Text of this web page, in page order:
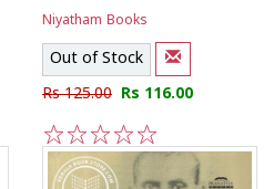
Niyatham Books
Out of Stock
Rs 125.00 Rs 116.00
5
4
3
2
1